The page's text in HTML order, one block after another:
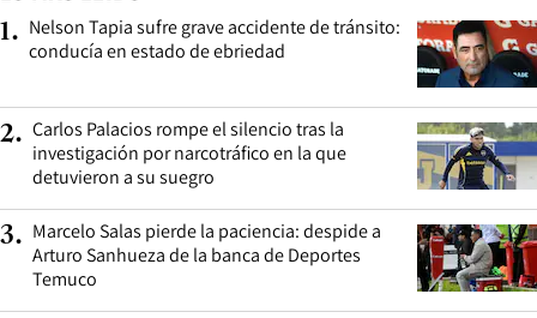
1. Nelson Tapia sufre grave accidente de tránsito:
conducía en estado de ebriedad
2. Carlos Palacios rompe el silencio tras la
investigación por narcotráfico en la que
detuvieron a su suegro
3. Marcelo Salas pierde la paciencia: despide a
Arturo Sanhueza de la banca de Deportes
Temuco